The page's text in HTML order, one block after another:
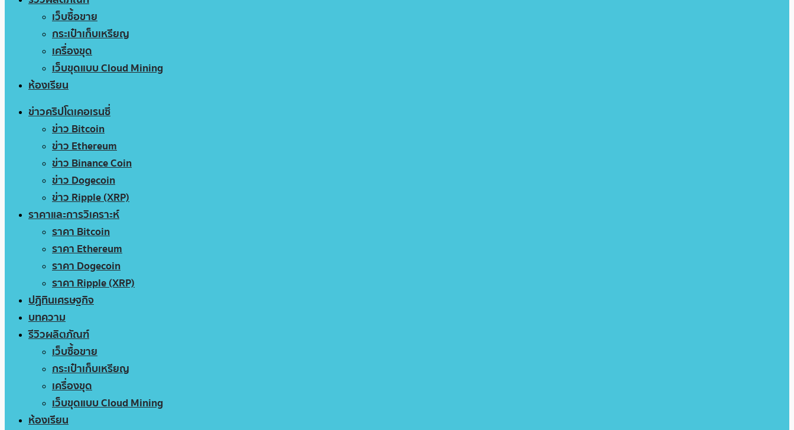
เว็บซื้อขาย
กระเป๋าเก็บเหรียญ
เครื่องขุด
เว็บขุดแบบ Cloud Mining
ห้องเรียน
ข่าวคริปโตเคอเรนซี่
ข่าว Bitcoin
ข่าว Ethereum
ข่าว Binance Coin
ข่าว Dogecoin
ข่าว Ripple (XRP)
ราคาและการวิเคราะห์
ราคา Bitcoin
ราคา Ethereum
ราคา Dogecoin
ราคา Ripple (XRP)
ปฏิทินเศรษฐกิจ
บทความ
รีวิวผลิตภัณฑ์
เว็บซื้อขาย
กระเป๋าเก็บเหรียญ
เครื่องขุด
เว็บขุดแบบ Cloud Mining
ห้องเรียน